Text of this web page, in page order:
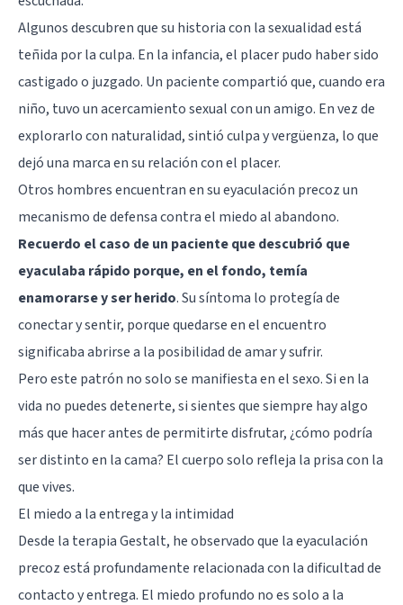
Algunos descubren que su historia con la sexualidad está
teñida por la culpa. En la infancia, el placer pudo haber sido
castigado o juzgado. Un paciente compartió que, cuando era
niño, tuvo un acercamiento sexual con un amigo. En vez de
explorarlo con naturalidad, sintió culpa y vergüenza, lo que
dejó una marca en su relación con el placer.
Otros hombres encuentran en su eyaculación precoz un
mecanismo de defensa contra el miedo al abandono.
Recuerdo el caso de un paciente que descubrió que
eyaculaba rápido porque, en el fondo, temía
enamorarse y ser herido. Su síntoma lo protegía de
conectar y sentir, porque quedarse en el encuentro
significaba abrirse a la posibilidad de amar y sufrir.
Pero este patrón no solo se manifiesta en el sexo. Si en la
vida no puedes detenerte, si sientes que siempre hay algo
más que hacer antes de permitirte disfrutar, ¿cómo podría
ser distinto en la cama? El cuerpo solo refleja la prisa con la
que vives.
El miedo a la entrega y la intimidad
Desde la terapia Gestalt, he observado que la eyaculación
precoz está profundamente relacionada con la dificultad de
contacto y entrega. El miedo profundo no es solo a la